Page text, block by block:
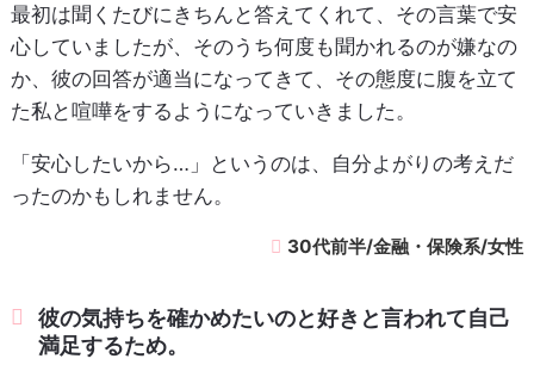
最初は聞くたびにきちんと答えてくれて、その言葉で安
心していましたが、そのうち何度も聞かれるのが嫌なの
か、彼の回答が適当になってきて、その態度に腹を立て
た私と喧嘩をするようになっていきました。
「安心したいから…」というのは、自分よがりの考えだ
ったのかもしれません。
30代前半/金融・保険系/女性
彼の気持ちを確かめたいのと好きと言われて自己
満足するため。